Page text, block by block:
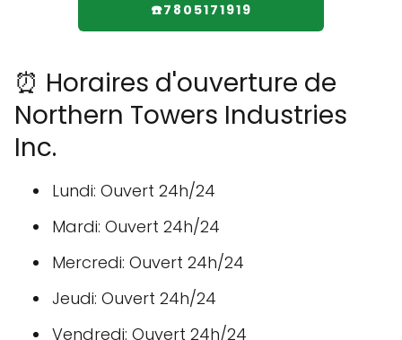
☎️7805171919
⏰ Horaires d'ouverture de
Northern Towers Industries
Inc.
Lundi: Ouvert 24h/24
Mardi: Ouvert 24h/24
Mercredi: Ouvert 24h/24
Jeudi: Ouvert 24h/24
Vendredi: Ouvert 24h/24